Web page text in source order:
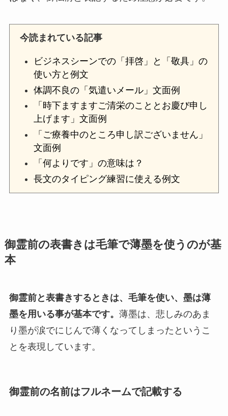
今読まれている記事
ビジネスシーンでの「拝啓」と「敬具」の
使い方と例文
体調不良の「気遣いメール」文面例
「時下ますますご清栄のこととお慶び申し
上げます」文面例
「ご療養中のところ申し訳ございません」
文面例
「何よりです」の意味は？
長文のタイピング練習に使える例文
御霊前の表書きは毛筆で薄墨を使うのが基
本
御霊前と表書きするときは、毛筆を使い、墨は薄
墨を用いる事が基本です。 薄墨は、悲しみのあま
り墨が涙でにじんで薄くなってしまったというこ
とを表現しています。
御霊前の名前はフルネームで記載する